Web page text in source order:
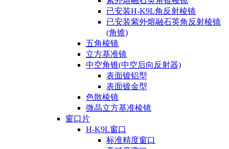
已安装H-K9L角反射棱镜
已安装紫外熔融石英角反射棱镜
(角锥)
五角棱镜
立方基准镜
中空角锥(中空后向反射器)
表面镀铝型
表面镀金型
色散棱镜
微晶立方基准棱镜
窗口片
H-K9L窗口
标准精度窗口